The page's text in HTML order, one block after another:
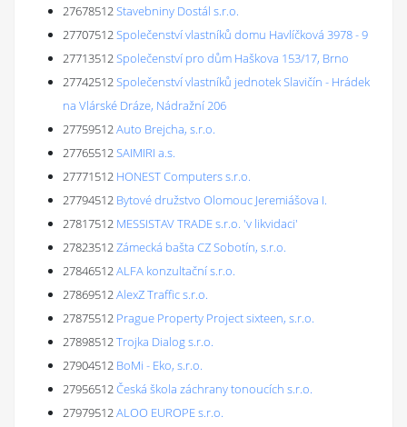
27678512Stavebniny Dostál s.r.o.
27707512Společenství vlastníků domu Havlíčková 3978 - 9
27713512Společenství pro dům Haškova 153/17, Brno
27742512Společenství vlastníků jednotek Slavičín - Hrádek
na Vlárské Dráze, Nádražní 206
27759512Auto Brejcha, s.r.o.
27765512SAIMIRI a.s.
27771512 HONEST Computers s.r.o.
27794512 Bytové družstvo Olomouc Jeremiášova I.
27817512 MESSISTAV TRADE s.r.o. 'v likvidaci'
27823512Zámecká bašta CZ Sobotín, s.r.o.
27846512ALFA konzultační s.r.o.
27869512AlexZ Traffic s.r.o.
27875512 Prague Property Project sixteen, s.r.o.
27898512Trojka Dialog s.r.o.
27904512 BoMi - Eko, s.r.o.
27956512Česká škola záchrany tonoucích s.r.o.
27979512ALOO EUROPE s.r.o.